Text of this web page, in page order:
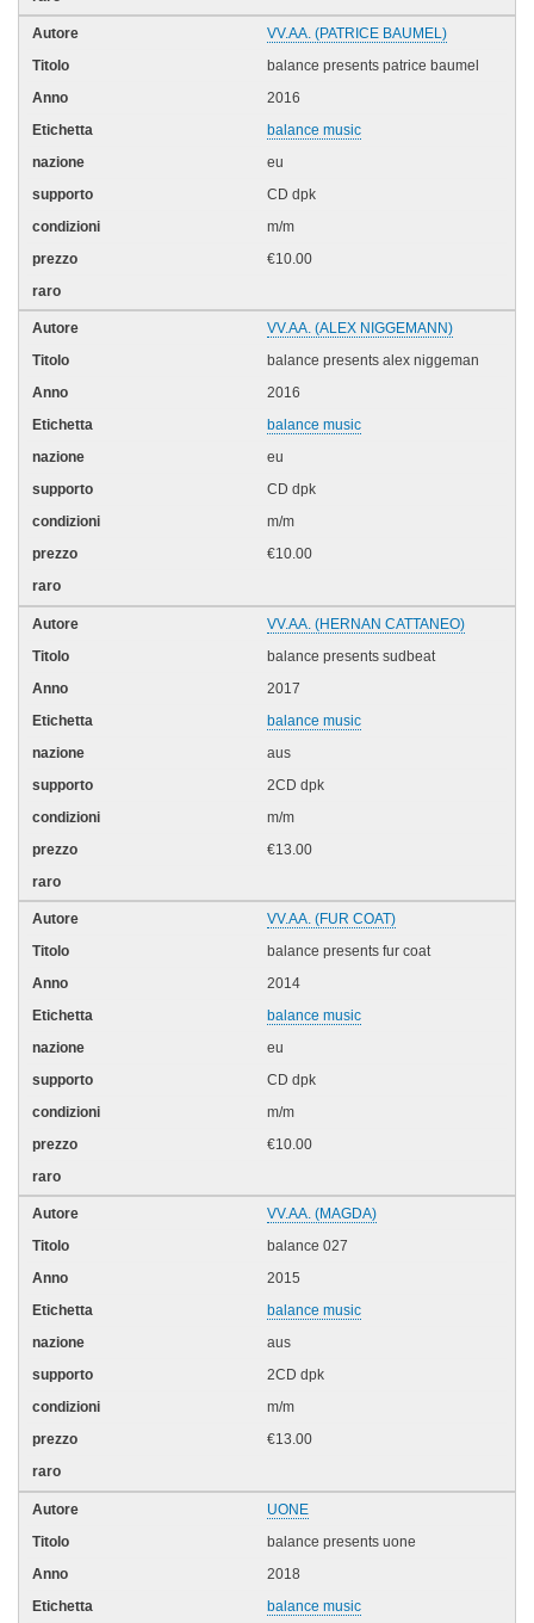
VV.AA. (PATRICE BAUMEL)
balance presents patrice baumel
2016
balance music
eu
CD dpk
m/m
€10.00
VV.AA. (ALEX NIGGEMANN)
balance presents alex niggeman
2016
balance music
eu
CD dpk
m/m
€10.00
VV.AA. (HERNAN CATTANEO)
balance presents sudbeat
2017
balance music
aus
2CD dpk
m/m
€13.00
VV.AA. (FUR COAT)
balance presents fur coat
2014
balance music
eu
CD dpk
m/m
€10.00
VV.AA. (MAGDA)
balance 027
2015
balance music
aus
2CD dpk
m/m
€13.00
UONE
balance presents uone
2018
balance music